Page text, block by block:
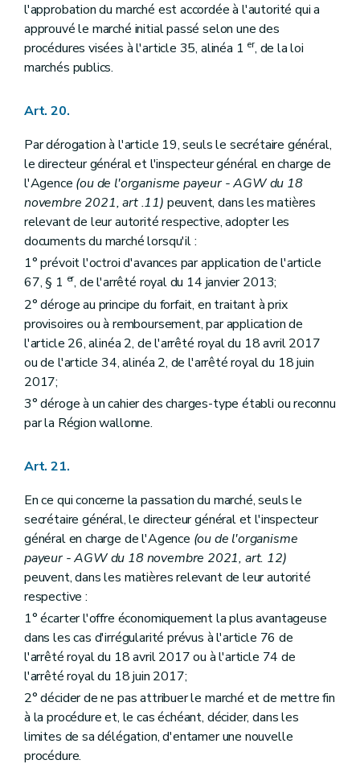
l'approbation du marché est accordée à l'autorité qui a
approuvé le marché initial passé selon une des
procédures visées à l'article 35, alinéa 1 er, de la loi
marchés publics.
Art. 20.
Par dérogation à l'article 19, seuls le secrétaire général,
le directeur général et l'inspecteur général en charge de
l'Agence (ou de l'organisme payeur - AGW du 18
novembre 2021, art .11) peuvent, dans les matières
relevant de leur autorité respective, adopter les
documents du marché lorsqu'il :
1° prévoit l'octroi d'avances par application de l'article
67, § 1 er, de l'arrêté royal du 14 janvier 2013;
2° déroge au principe du forfait, en traitant à prix
provisoires ou à remboursement, par application de
l'article 26, alinéa 2, de l'arrêté royal du 18 avril 2017
ou de l'article 34, alinéa 2, de l'arrêté royal du 18 juin
2017;
3° déroge à un cahier des charges-type établi ou reconnu
par la Région wallonne.
Art. 21.
En ce qui concerne la passation du marché, seuls le
secrétaire général, le directeur général et l'inspecteur
général en charge de l'Agence (ou de l'organisme
payeur - AGW du 18 novembre 2021, art. 12)
peuvent, dans les matières relevant de leur autorité
respective :
1° écarter l'offre économiquement la plus avantageuse
dans les cas d'irrégularité prévus à l'article 76 de
l'arrêté royal du 18 avril 2017 ou à l'article 74 de
l'arrêté royal du 18 juin 2017;
2° décider de ne pas attribuer le marché et de mettre fin
à la procédure et, le cas échéant, décider, dans les
limites de sa délégation, d'entamer une nouvelle
procédure.